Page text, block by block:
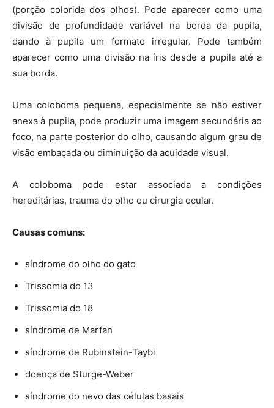
(porção colorida dos olhos). Pode aparecer como uma
divisão de profundidade variável na borda da pupila,
dando à pupila um formato irregular. Pode também
aparecer como uma divisão na íris desde a pupila até a
sua borda.
Uma coloboma pequena, especialmente se não estiver
anexa à pupila, pode produzir uma imagem secundária ao
foco, na parte posterior do olho, causando algum grau de
visão embaçada ou diminuição da acuidade visual.
A coloboma pode estar associada a condições
hereditárias, trauma do olho ou cirurgia ocular.
Causas comuns:
síndrome do olho do gato
Trissomia do 13
Trissomia do 18
síndrome de Marfan
síndrome de Rubinstein-Taybi
doença de Sturge-Weber
síndrome do nevo das células basais